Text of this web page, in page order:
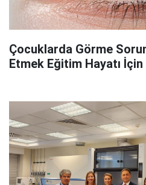
Çocuklarda Görme
Etmek Eğitim Hayatı İçin